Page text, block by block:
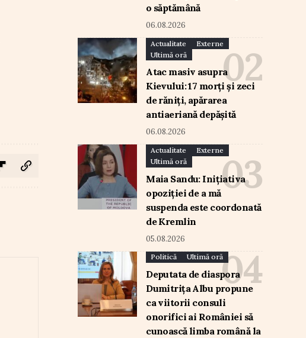
o săptămână
06.08.2026
Actualitate
Externe
Ultimă oră
Atac masiv asupra
Kievului: 17 morți și zeci
de răniți, apărarea
antiaeriană depășită
06.08.2026
Actualitate
Externe
Ultimă oră
Maia Sandu: Inițiativa
opoziției de a mă
suspenda este coordonată
de Kremlin
05.08.2026
Politică Ultimă oră
Deputata de diaspora
Dumitrița Albu propune
ca viitorii consuli
onorifici ai României să
cunoască limba română la